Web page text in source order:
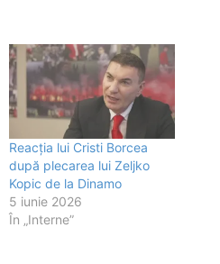
Reacția lui Cristi Borcea
după plecarea lui Zeljko
Kopic de la Dinamo
5 iunie 2026
În „Interne”